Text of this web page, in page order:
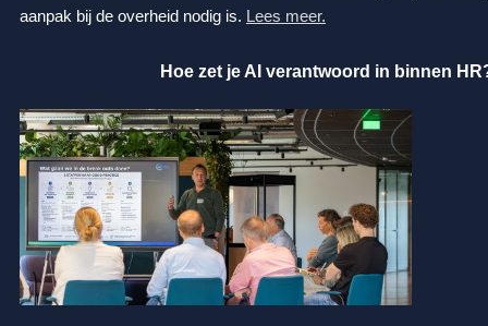
aanpak bij de overheid nodig is. Lees meer.
Hoe zet je AI verantwoord in binnen